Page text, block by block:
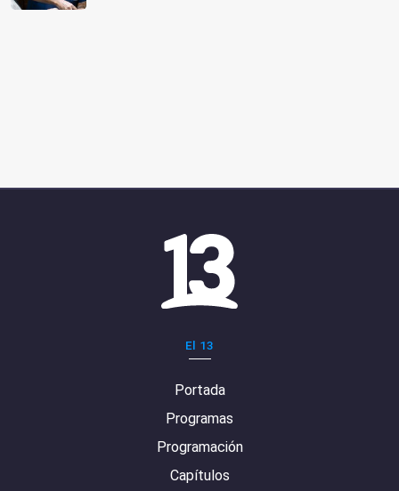
El 13
Portada
Programas
Programación
Capítulos